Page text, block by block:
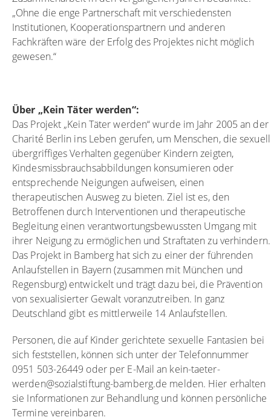
„Ohne die enge Partnerschaft mit verschiedensten
Institutionen, Kooperationspartnern und anderen
Fachkräften wäre der Erfolg des Projektes nicht möglich
gewesen.“
Über „Kein Täter werden“:
Das Projekt „Kein Täter werden“ wurde im Jahr 2005 an der
Charité Berlin ins Leben gerufen, um Menschen, die sexuell
übergriffiges Verhalten gegenüber Kindern zeigten,
Kindesmissbrauchsabbildungen konsumieren oder
entsprechende Neigungen aufweisen, einen
therapeutischen Ausweg zu bieten. Ziel ist es, den
Betroffenen durch Interventionen und therapeutische
Begleitung einen verantwortungsbewussten Umgang mit
ihrer Neigung zu ermöglichen und Straftaten zu verhindern.
Das Projekt in Bamberg hat sich zu einer der führenden
Anlaufstellen in Bayern (zusammen mit München und
Regensburg) entwickelt und trägt dazu bei, die Prävention
von sexualisierter Gewalt voranzutreiben. In ganz
Deutschland gibt es mittlerweile 14 Anlaufstellen.
Personen, die auf Kinder gerichtete sexuelle Fantasien bei
sich feststellen, können sich unter der Telefonnummer
0951 503-26449 oder per E-Mail an kein-taeter-
werden@sozialstiftung-bamberg.de melden. Hier erhalten
sie Informationen zur Behandlung und können persönliche
Termine vereinbaren.